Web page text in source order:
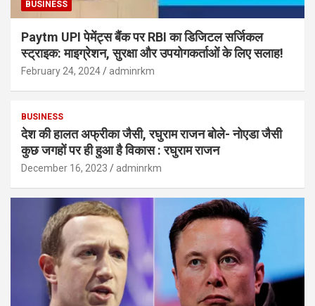
BUSINESS
Paytm UPI पेमेंट्स बैंक पर RBI का डिजिटल सर्जिकल
स्ट्राइक: माइग्रेशन, सुरक्षा और उपयोगकर्ताओं के लिए सलाह!
February 24, 2024 adminrkm
BUSINESS
देश की हालत अफ्रीका जैसी, रघुराम राजन बोले- नोएडा जैसी
कुछ जगहों पर ही हुआ है विकास : रघुराम राजन
December 16, 2023 adminrkm